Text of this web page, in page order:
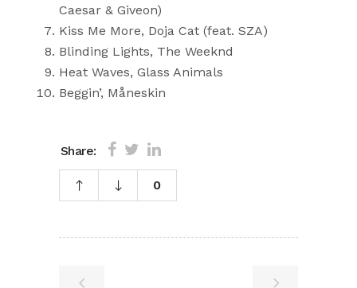
Caesar & Giveon)
Kiss Me More, Doja Cat (feat. SZA)
Blinding Lights, The Weeknd
Heat Waves, Glass Animals
Beggin’, Måneskin
Share:
0